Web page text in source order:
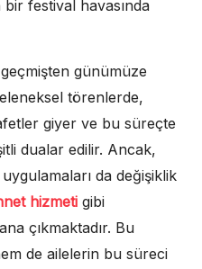
festival havasında
günümüze
törenlerde,
giyer ve bu süreçte
dualar edilir. Ancak,
da değişiklik
hizmeti gibi
çıkmaktadır. Bu
de ailelerin bu süreci